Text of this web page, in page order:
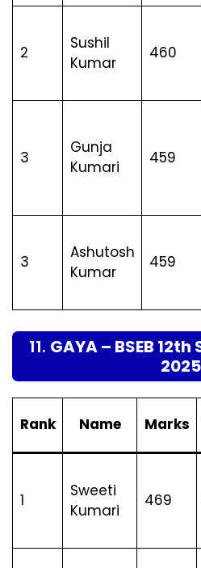
2
Sushil
Kumar
460
3
Gunja
Kumari
459
3
Ashutosh
Kumar
459
11. GAYA – BSEB
2025
Rank Name Marks
1
Sweeti
Kumari
469